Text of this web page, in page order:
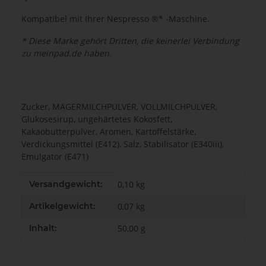
Kompatibel mit Ihrer Nespresso ®* -Maschine.
* Diese Marke gehört Dritten, die keinerlei Verbindung
zu meinpad.de haben.
Zucker, MAGERMILCHPULVER, VOLLMILCHPULVER,
Glukosesirup, ungehärtetes Kokosfett,
Kakaobutterpulver, Aromen, Kartoffelstärke,
Verdickungsmittel (E412), Salz, Stabilisator (E340iii),
Emulgator (E471)
Produkteigenschaft
Wert
Versandgewicht: 0,10 kg
Artikelgewicht: 0,07 kg
Inhalt: 50,00 g